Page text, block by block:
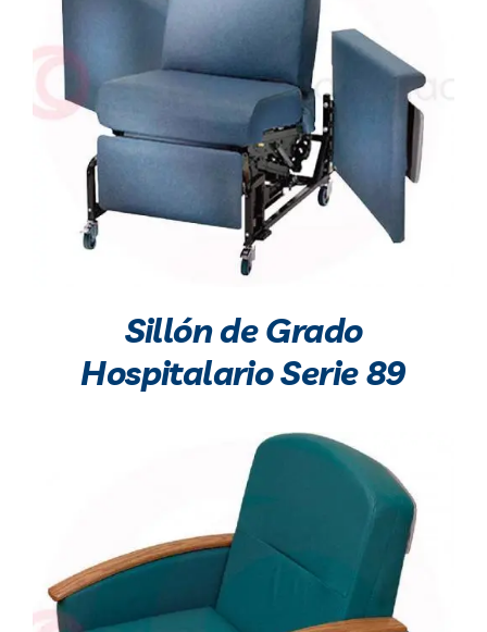
Sillón de Grado
Hospitalario Serie 89